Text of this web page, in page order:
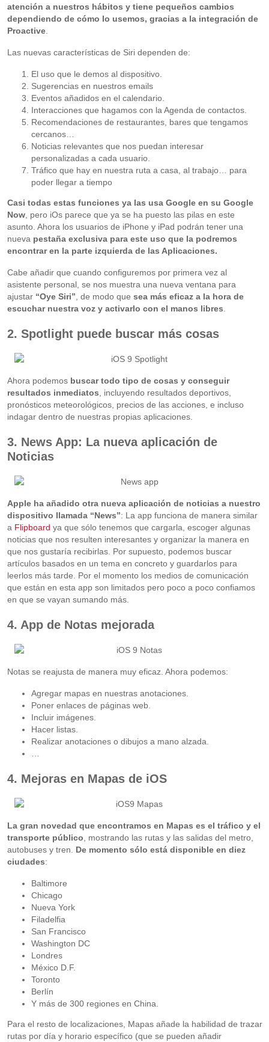
atención a nuestros hábitos y tiene pequeños cambios
dependiendo de cómo lo usemos, gracias a la integración de
Proactive.
Las nuevas características de Siri dependen de:
El uso que le demos al dispositivo.
Sugerencias en nuestros emails
Eventos añadidos en el calendario.
Interacciones que hagamos con la Agenda de contactos.
Recomendaciones de restaurantes, bares que tengamos
cercanos…
Noticias relevantes que nos puedan interesar
personalizadas a cada usuario.
Tráfico que hay en nuestra ruta a casa, al trabajo… para
poder llegar a tiempo
Casi todas estas funciones ya las usa Google en su Google
Now, pero iOs parece que ya se ha puesto las pilas en este
asunto. Ahora los usuarios de iPhone y iPad podrán tener una
nueva pestaña exclusiva para este uso que la podremos
encontrar en la parte izquierda de las Aplicaciones.
Cabe añadir que cuando configuremos por primera vez al
asistente personal, se nos muestra una nueva ventana para
ajustar “Oye Siri” , de modo que sea más eficaz a la hora de
escuchar nuestra voz y activarlo con el manos libres
2. Spotlight puede buscar más cosas
Ahora podemosbuscar todo tipo de cosas y conseguir
resultados inmediatos , incluyendo resultados deportivos,
pronósticos meteorológicos, precios de las acciones, e incluso
indagar dentro de nuestras propias aplicaciones.
3. News App: La nueva aplicación de
Noticias
Apple ha añadido otra nueva aplicación de noticias a nuestro
dispositivo llamada “News”: La app funciona de manera similar
a Flipboard ya que sólo tenemos que cargarla, escoger algunas
noticias que nos resulten interesantes y organizar la manera en
que nos gustaría recibirlas. Por supuesto, podemos buscar
artículos basados en un tema en concreto y guardarlos para
leerlos más tarde. Por el momento los medios de comunicación
que están en esta app son limitados pero poco a poco confiamos
en que se vayan sumando más.
4. App de Notas mejorada
Notas se reajusta de manera muy eficaz. Ahora podemos:
Agregar mapas en nuestras anotaciones.
Poner enlaces de páginas web.
Incluir imágenes.
Hacer listas.
Realizar anotaciones o dibujos a mano alzada.
4. Mejoras en Mapas de iOS
La gran novedad que encontramos en Mapas es el tráfico y el
transporte público , mostrando las rutas y las salidas del metro,
autobuses y tren. De momento sólo está disponible en diez
ciudades:
Baltimore
Chicago
Nueva York
Filadelfia
San Francisco
Washington DC
Londres
México D.F.
Toronto
Berlín
Y más de 300 regiones en China.
Para el resto de localizaciones, Mapas añade la habilidad de trazar
rutas por día y horario específico (que se pueden añadir